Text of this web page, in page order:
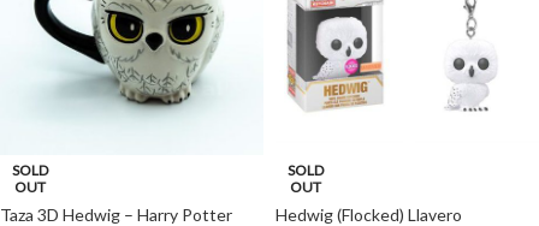
SOLD
OUT
Taza 3D Hedwig – Harry Potter
SOLD
OUT
Hedwig (Flocked) Llavero